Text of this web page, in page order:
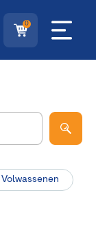
0
Volwassenen